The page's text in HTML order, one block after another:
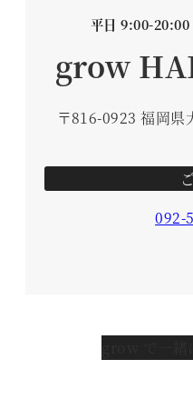
平日 9:00-
grow
〒816-0923 福岡県
092-